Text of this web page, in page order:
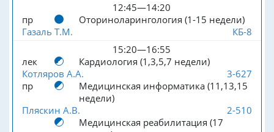
12:45—14:20
пр
Оториноларингология (1-15 недели)
Газаль Т.М.
КБ-8
15:20—16:55
лек
Кардиология (1,3,5,7 недели)
Котляров А.А.
3-627
пр
Медицинская информатика (11,13,15
недели)
Пляскин А.В.
2-510
Медицинская реабилитация (17